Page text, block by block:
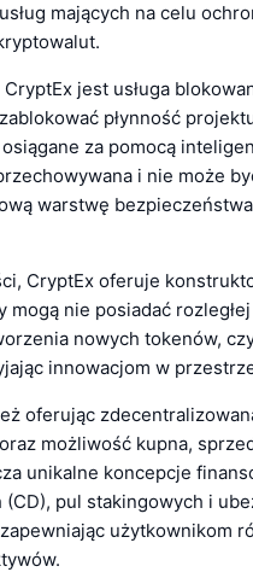
mających na celu
jest usługa
płynność
za pomocą
i nie może
warstwę
CryptEx oferuje
mogą nie posiadać
nowych tokenów,
innowacjom w
oferując
możliwość kupna,
unikalne koncepcje
pul stakingowych i
użytkownikom